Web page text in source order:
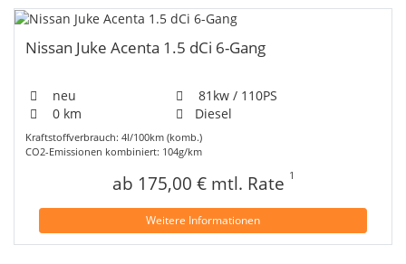
Nissan Juke Acenta 1.5 dCi 6-Gang
neu
81kw / 110PS
0 km
Diesel
Kraftstoffverbrauch: 4l/100km (komb.)
CO2-Emissionen kombiniert: 104g/km
ab 175,00 € mtl. Rate 1
Weitere Informationen